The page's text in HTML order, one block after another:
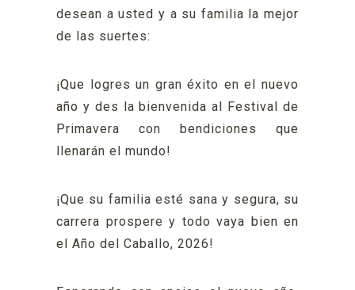
desean a usted y a su familia la mejor
de las suertes:
¡Que logres un gran éxito en el nuevo
año y des la bienvenida al Festival de
Primavera con bendiciones que
llenarán el mundo!
¡Que su familia esté sana y segura, su
carrera prospere y todo vaya bien en
el Año del Caballo, 2026!